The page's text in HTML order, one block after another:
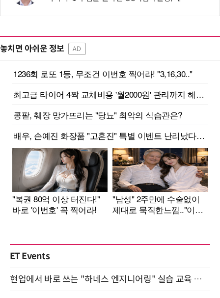
놓치면 아쉬운 정보 AD
ET Events
현업에서 바로 쓰는 "하네스 엔지니어링" 실습 교육 워크숍 8월 20일 개최